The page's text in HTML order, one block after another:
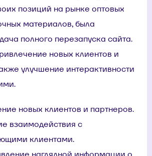
позиций на рынке оптовых
материалов, была
полного перезапуска сайта.
новых клиентов и
улучшение интерактивности
новых клиентов и партнеров.
взаимодействия с
клиентами.